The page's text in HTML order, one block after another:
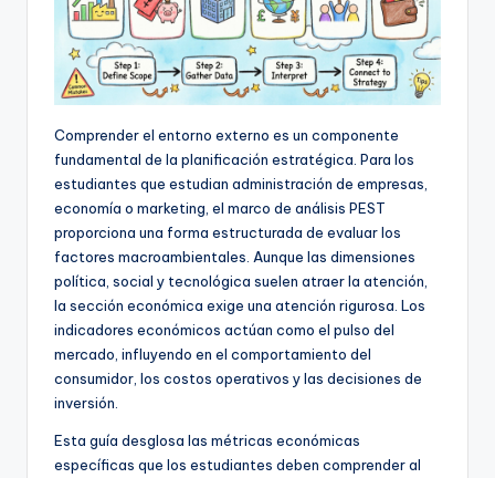
&
D
it
Comprender el entorno externo es un componente
fundamental de la planificación estratégica. Para los
estudiantes que estudian administración de empresas,
economía o marketing, el marco de análisis PEST
proporciona una forma estructurada de evaluar los
factores macroambientales. Aunque las dimensiones
política, social y tecnológica suelen atraer la atención,
la sección económica exige una atención rigurosa. Los
indicadores económicos actúan como el pulso del
mercado, influyendo en el comportamiento del
consumidor, los costos operativos y las decisiones de
inversión.
Esta guía desglosa las métricas económicas
específicas que los estudiantes deben comprender al